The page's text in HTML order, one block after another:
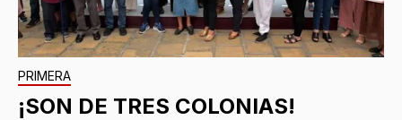
PRIMERA
¡SON DE TRES COLONIAS!